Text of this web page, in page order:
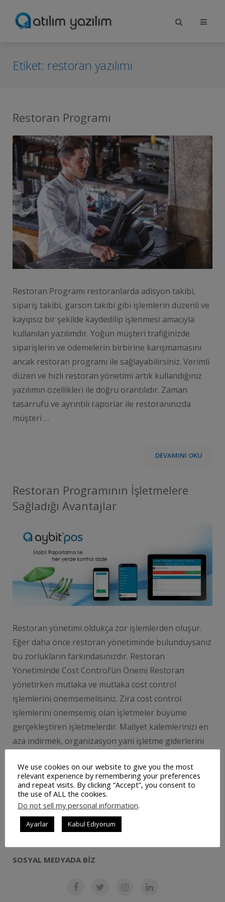
Etiket: restoran yazılımı
Restoran Programı
Restoran Programı restoranlarda adisyon takibi,
sipariş takibi, garson takibi gibi işlemlerin düzenli ve
kayıpsız bir şekilde kaydedilip işlenmesi amacıyla
kullanılan yazılımdır. Yoğun müşteri trafiğinizde
siparişlerin ve ödemelerin birbirine karışmamasını
ancak restoran programı ile sağlayabilirsiniz. Verimli
düzen ve hızlı restoran yönetimi artık kullandığınız
yazılımın özellikleri ile doğru orantılıdır. Zaman
tasarrufu ve ayrıntılı raporlar ile restoranınızda
müşteri …
DEVAMINI OKU
Restoran Programının İşletmelere
Sağladığı Avantajlar
Restoran yönetimi oldukça zor işlemlerden oluşur.
Eğer daha önce restoran yönetiminde bulunduysanız
bu zorlukların farkındasınızdır. Restoran
Yönetiminde Cost Control’ün Önemi Restoran
yönetirken mutlaka ve mutlaka cost control
işlemlerini önemsemelisiniz. Zira cost control
işlemlerini önemsemiş olan işletmeler büyüme
gerçekleştiren işletmelerdir. Maliyet kalemlerinizi en
aza indirmek, organizasyon yani işletme giderlerini
geleceğe …
SOSYAL MEDYADA BIZ
We use cookies on our website to give you the most
relevant experience by remembering your preferences
and repeat visits. By clicking “Accept”, you consent to
the use of ALL the cookies.
Do not sell my personal information.
Ayarlar Kabul Ediyorum